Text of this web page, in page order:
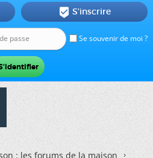
Se souvenir de moi ?
 S'inscrire
: les forums de la maison